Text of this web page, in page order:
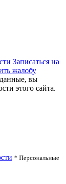
Записаться на
жалобу
вы
этого сайта.
* Персональные